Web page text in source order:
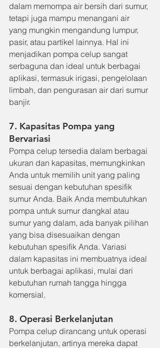
dalam memompa air bersih dari sumur,
tetapi juga mampu menangani air
yang mungkin mengandung lumpur,
pasir, atau partikel lainnya. Hal ini
menjadikan pompa celup sangat
serbaguna dan ideal untuk berbagai
aplikasi, termasuk irigasi, pengelolaan
limbah, dan pengurasan air dari sumur
banjir.
7. Kapasitas Pompa yang
Bervariasi
Pompa celup tersedia dalam berbagai
ukuran dan kapasitas, memungkinkan
Anda untuk memilih unit yang paling
sesuai dengan kebutuhan spesifik
sumur Anda. Baik Anda membutuhkan
pompa untuk sumur dangkal atau
sumur yang dalam, ada banyak pilihan
yang bisa disesuaikan dengan
kebutuhan spesifik Anda. Variasi
dalam kapasitas ini membuatnya ideal
untuk berbagai aplikasi, mulai dari
kebutuhan rumah tangga hingga
komersial.
8. Operasi Berkelanjutan
Pompa celup dirancang untuk operasi
berkelanjutan, artinya mereka dapat